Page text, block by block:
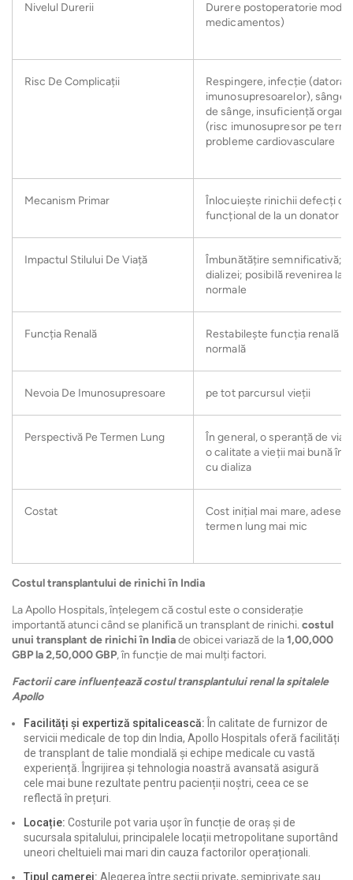
Nivelul Durerii
Durere postoperatorie
medicamentos)
Risc De Complicații
Respingere, infecție
imunosupresoarelor),
de sânge, insuficiență
(risc imunosupresor pe
probleme cardiovasculare
Mecanism Primar
Înlocuiește rinichii defecți cu
funcțional de la un donator
Impactul Stilului De Viață
Îmbunătățire semnificativă;
dializei; posibilă revenirea la
normale
Funcția Renală
Restabilește funcția renală
normală
Nevoia De Imunosupresoare pe tot parcursul vieții
Perspectivă Pe Termen Lung
În general, o speranță de
o calitate a vieții mai bună în
cu dializa
Costat
Cost inițial mai mare, adesea
termen lung mai mic
Costul transplantului de rinichi în India
La Apollo Hospitals, înțelegem că costul este o considerație
importantă atunci când se planifică un transplant de rinichi. costul
unui transplant de rinichi în Indiade obicei variază de la1,00,000
GBP la 2,50,000 GBP, în funcție de mai mulți factori.
Factorii care influențează costul transplantului renal la spitalele
Apollo
Facilități și expertiză spitalicească: În calitate de furnizor de
servicii medicale de top din India, Apollo Hospitals oferă facilități
de transplant de talie mondială și echipe medicale cu vastă
experiență. Îngrijirea și tehnologia noastră avansată asigură
cele mai bune rezultate pentru pacienții noștri, ceea ce se
reflectă în prețuri.
Locație: Costurile pot varia ușor în funcție de oraș și de
sucursala spitalului, principalele locații metropolitane suportând
uneori cheltuieli mai mari din cauza factorilor operaționali.
Tipul camerei: Alegerea între secții private, semiprivate sau